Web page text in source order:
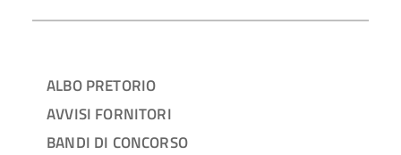
ALBO PRETORIO
AVVISI FORNITORI
BANDI DI CONCORSO